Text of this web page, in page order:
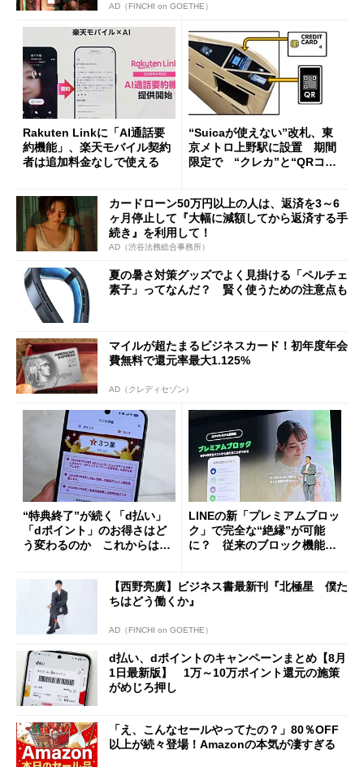
AD（FINCHI on GOETHE）
Rakuten Linkに「AI通話要
約機能」、楽天モバイル契約
者は追加料金なしで使える
“Suicaが使えない”改札、東
京メトロ上野駅に設置 期間
限定で “クレカ”と“QRコー
カードローン50万円以上の人は、返済を3～6
ヶ月停止して『大幅に減額してから返済する手
続き』を利用して！
AD（渋谷法務総合事務所）
夏の暑さ対策グッズでよく見掛ける「ペルチェ
素子」ってなんだ？ 賢く使うための注意点も
マイルが超たまるビジネスカード！初年度年会
費無料で還元率最大1.125%
AD（クレディセゾン）
“特典終了”が続く「d払い」
「dポイント」のお得さはど
う変わるのか これからは
LINEの新「プレミアムブロッ
ク」で完全な“絶縁”が可能
に？ 従来のブロック機能と
【西野亮廣】ビジネス書最新刊『北極星 僕た
ちはどう働くか』
AD（FINCHI on GOETHE）
d払い、dポイントのキャンペーンまとめ【8月
1日最新版】 1万～10万ポイント還元の施策
がめじろ押し
「え、こんなセールやってたの？」80％OFF
以上が続々登場！Amazonの本気が凄すぎる